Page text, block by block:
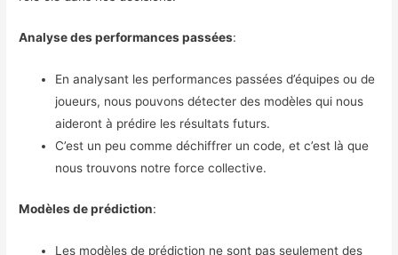
Analyse des performances passées:
En analysant les performances passées d’équipes ou de
joueurs, nous pouvons détecter des modèles qui nous
aideront à prédire les résultats futurs.
C’est un peu comme déchiffrer un code, et c’est là que
nous trouvons notre force collective.
Modèles de prédiction:
Les modèles de prédiction ne sont pas seulement des